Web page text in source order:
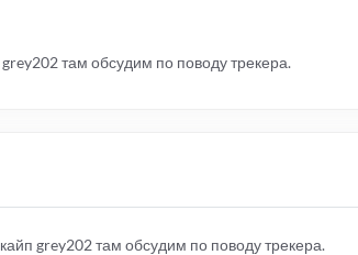
там обсудим по поводу трекера.
grey202 там обсудим по поводу трекера.